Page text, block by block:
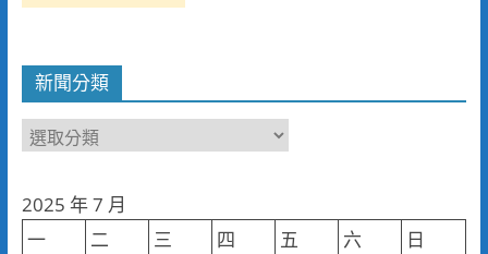
新聞分類
新
類
2025 年 7 月
一
二 三 四 五 六
日